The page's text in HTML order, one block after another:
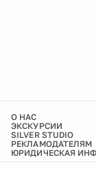
О НАС
ЭКСКУРСИИ
SILVER STUDIO
РЕКЛАМОДАТЕЛЯМ
ЮРИДИЧЕСКАЯ